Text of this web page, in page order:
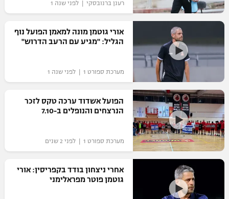
רענן ברנובסקי | לפני שנה 1
אורי גוטמן מונה למאמן הפועל נוף
הגליל: "מגיע עם הרעב הדרוש"
מערכת ספורט 1 | לפני שנה 1
הפועל אשדוד ערכה טקס לזכר
הנרצחים והנופלים ב-7.10
מערכת ספורט 1 | לפני 2 שנים
אחרי ניצחון בודד בקפריסין: אורי
גוטמן פוטר מפראלימני